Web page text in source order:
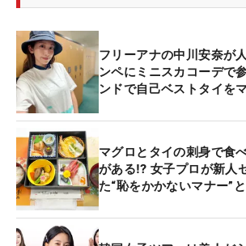
フリーアナの中川安奈が
ンペにミニスカコーデで
ンドで自己ベストタイを
マグロとタイの刺身で食
がある⁉ 女子プロが新人
た“恥をかかないマナー”